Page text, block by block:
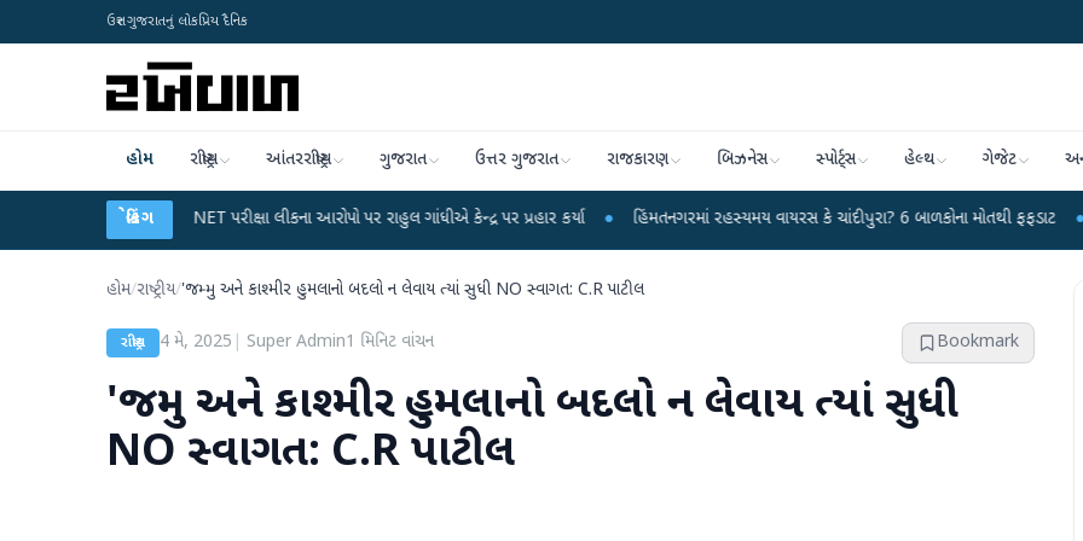
ઉત્તર ગુજરાતનું લોકપ્રિય દૈનિક
હોમ રાષ્ટ્રીય આંતરરાષ્ટ્રીય ગુજરાત ઉત્તર ગુજરાત રાજકારણ બિઝનેસ સ્પોર્ટ્સ હેલ્થ ગેજેટ
બ્રેકિંગ
UGC-NET પરીક્ષા લીકના આરોપો પર રાહુલ ગાંધીએ કેન્દ્ર પર પ્રહાર કર્યા ● હિંમતનગરમાં રહસ્યમય વાયરસ કે ચાંદીપુરા? 6 બાળકોના મોતથી ફફડાટ ● હવામાન
હોમ/રાષ્ટ્રીય/'જમ્મુ અને કાશ્મીર હુમલાનો બદલો ન લેવાય ત્યાં સુધી NO સ્વાગત: C.R પાટીલ
રાષ્ટ્રીય 4 મે, 2025 Super Admin1 મિનિટ વાંચન Bookmark
'જમ્મુ અને કાશ્મીર હુમલાનો બદલો ન લેવાય ત્યાં સુધી
NO સ્વાગત: C.R પાટીલ